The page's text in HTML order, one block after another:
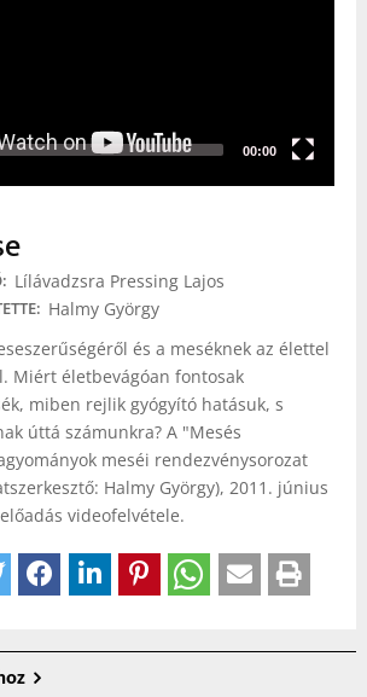
00:00
Lílávadzsra Pressing Lajos
Halmy György
és a meséknek az élettel
Miért életbevágóan fontosak
miben rejlik gyógyító hatásuk, s
úttá számunkra? A "Mesés
meséi rendezvénysorozat
Halmy György), 2011. június
videofelvétele.